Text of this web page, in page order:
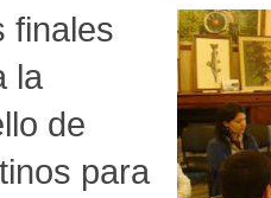
finales
la
de
para